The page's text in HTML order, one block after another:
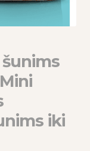
šunims
iki